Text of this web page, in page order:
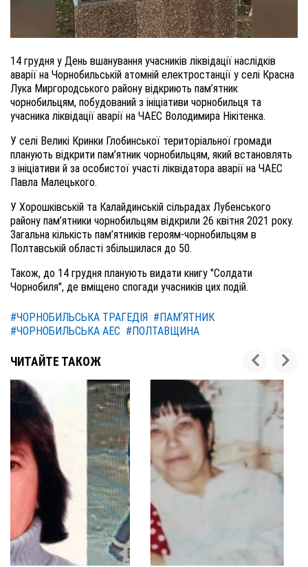
14 грудня у День вшанування учасників ліквідації наслідків
аварії на Чорнобильській атомній електростанції у селі Красна
Лука Миргородського району відкриють пам’ятник
чорнобильцям, побудований з ініціативи чорнобильця та
учасника ліквідації аварії на ЧАЕС Володимира Нікітенка.
У селі Великі Кринки Глобинської територіальної громади
планують відкрити пам’ятник чорнобильцям, який встановлять
з ініціативи й за особистої участі ліквідатора аварії на ЧАЕС
Павла Малецького.
У Хорошківській та Калайдинській сільрадах Лубенського
району пам’ятники чорнобильцям відкрили 26 квітня 2021 року.
Загальна кількість пам’ятників героям-чорнобильцям в
Полтавській області збільшилася до 50.
Також, до 14 грудня планують видати книгу "Солдати
Чорнобиля", де вміщено спогади учасників цих подій.
#ЧОРНОБИЛЬСЬКА ТРАГЕДІЯ #ПАМʼЯТНИК
#ЧОРНОБИЛЬСЬКА АЕС #ПОЛТАВЩИНА
ЧИТАЙТЕ ТАКОЖ